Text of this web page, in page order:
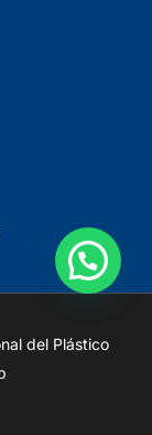
del Plástico